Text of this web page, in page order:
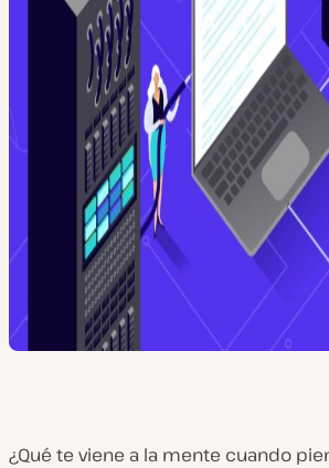
¿Qué te viene a la mente cuando